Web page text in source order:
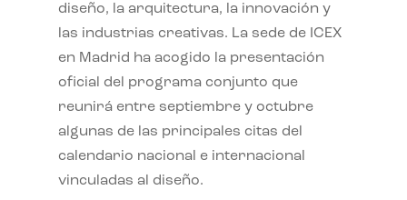
diseño, la arquitectura, la innovación y
las industrias creativas. La sede de ICEX
en Madrid ha acogido la presentación
oficial del programa conjunto que
reunirá entre septiembre y octubre
algunas de las principales citas del
calendario nacional e internacional
vinculadas al diseño.